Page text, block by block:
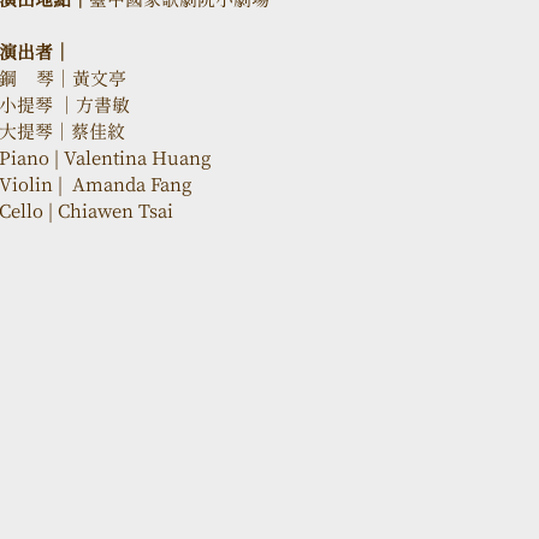
演出者｜
鋼    琴｜黃文亭
小提琴 ｜方書敏
大提琴｜蔡佳紋
Piano | Valentina Huang
Violin |  Amanda Fang
Cello | Chiawen Tsai